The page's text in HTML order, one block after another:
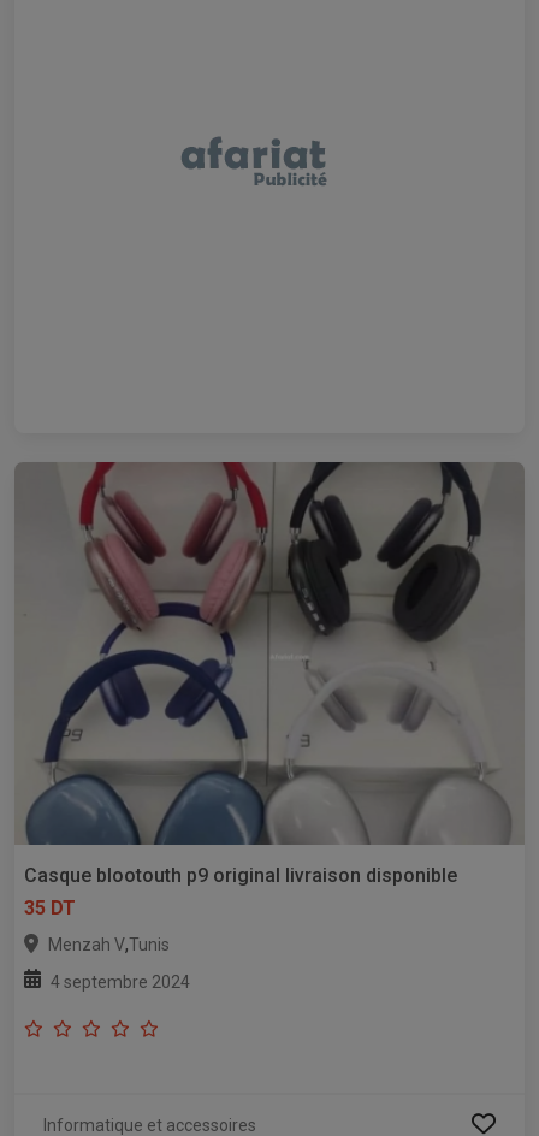
Casque blootouth p9 original livraison disponible
35 DT
Menzah V,Tunis
4 septembre 2024
Informatique et accessoires